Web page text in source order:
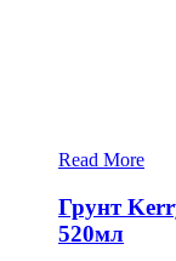
Read More
Грунт
520мл